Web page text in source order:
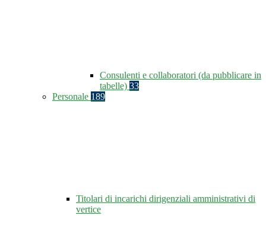
Consulenti e collaboratori (da pubblicare in
tabelle) 33
Personale 189
Titolari di incarichi dirigenziali amministrativi di
vertice